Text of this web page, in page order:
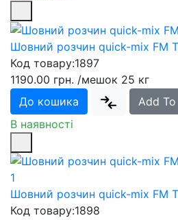
Шовний розчин quick-mix FM
Код товару:1897
1190.00 грн. /мешок 25 кг
До кошика
Add
В наявності
Шовний розчин quick-mix FM
Код товару:1898